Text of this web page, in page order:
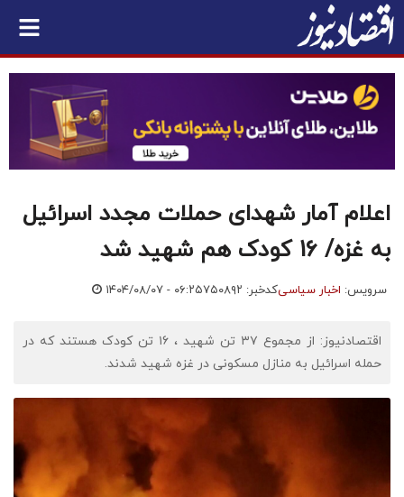
اعلام آمار شهدای حملات مجدد اسرائیل
به غزه/ 16 کودک هم شهید شد
سرویس: اخبار سیاسیکدخبر: ۷۵۰۸۹۲ ۱۴۰۴/۰۸/۰۷ - ۰۶:۲۵
اقتصادنیوز: از مجموع ۳۷ تن شهید ، ۱۶ تن کودک هستند که در
حمله اسرائیل به منازل مسکونی در غزه شهید شدند.